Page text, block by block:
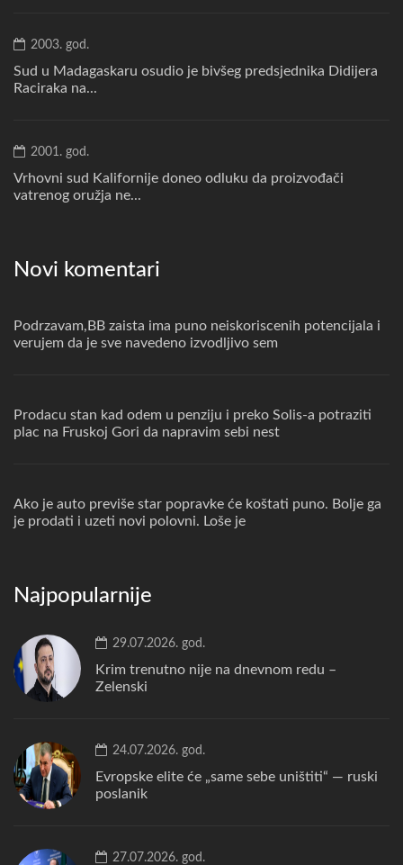
2003. god.
Sud u Madagaskaru osudio je bivšeg predsjednika Didijera
Raciraka na...
2001. god.
Vrhovni sud Kalifornije doneo odluku da proizvođači
vatrenog oružja ne...
Novi komentari
Podrzavam,BB zaista ima puno neiskoriscenih potencijala i
verujem da je sve navedeno izvodljivo sem
Prodacu stan kad odem u penziju i preko Solis-a potraziti
plac na Fruskoj Gori da napravim sebi nest
Ako je auto previše star popravke će koštati puno. Bolje ga
je prodati i uzeti novi polovni. Loše je
Najpopularnije
29.07.2026. god.
Krim trenutno nije na dnevnom redu –
Zelenski
24.07.2026. god.
Evropske elite će „same sebe uništiti“ — ruski
poslanik
27.07.2026. god.